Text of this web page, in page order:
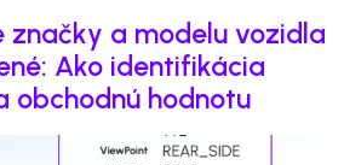
značky a modelu vozidla
Ako identifikácia
obchodnú hodnotu